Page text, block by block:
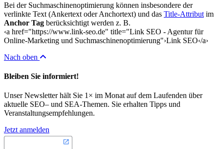
Bei der Suchmaschinenoptimierung können insbesondere der
verlinkte Text (Ankertext oder Anchortext) und das Title-Attribut im
Anchor Tag berücksichtigt werden z. B.
‹a href="https://www.link-seo.de" title="Link SEO - Agentur für
Online-Marketing und Suchmaschinenoptimierung"›Link SEO‹/a›
Nach oben
Bleiben Sie informiert!
Unser Newsletter hält Sie 1× im Monat auf dem Laufenden über
aktuelle SEO– und SEA-Themen. Sie erhalten Tipps und
Veranstaltungsempfehlungen.
Jetzt anmelden